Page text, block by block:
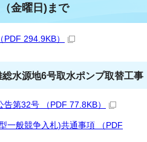
金曜日)まで
294.9KB）
水源地6号取水ポンプ取替工事
第32号 （PDF 77.8KB）
一般競争入札)共通事項 （PDF